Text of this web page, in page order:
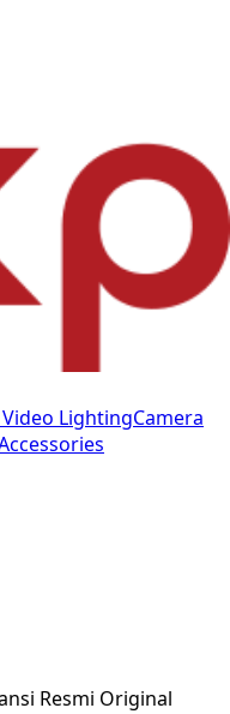
LightingCamera
Resmi Original